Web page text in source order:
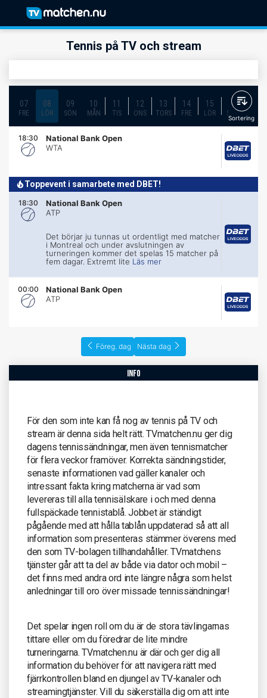
Tennis på TV och stream
07
FRE
08
LÖR
09
SÖN
10
MÅN
11
TIS
12
ONS
13
TORS
14
FRE
15
LÖR
16
SÖN
Sortering
18:30
National Bank Open
WTA
Toppevent i samarbete med DBET!
18:30
National Bank Open
ATP
Det börjar ju tunnas ut ordentligt med matcher
i Montreal och under avslutningen av
turneringen kommer det spelas 15 matcher på
fem dagar. Extremt lite Läs mer
00:00
National Bank Open
ATP
Föreg. dag Nästa dag
info
För den som inte kan få nog av tennis på TV och
stream är denna sida helt rätt. TVmatchen.nu ger dig
dagens tennissändningar, men även tennismatcher
för flera veckor framöver. Korrekta sändningstider,
senaste informationen vad gäller kanaler och
intressant fakta kring matcherna är vad som
levereras till alla tennisälskare i och med denna
fullspäckade tennistablå. Jobbet är ständigt
pågående med att hålla tablån uppdaterad så att all
information som presenteras stämmer överens med
den som TV-bolagen tillhandahåller. TVmatchens
tjänster går att ta del av både via dator och mobil –
det finns med andra ord inte längre några som helst
anledningar till oro över missade tennissändningar!
Det spelar ingen roll om du är de stora tävlingarnas
tittare eller om du föredrar de lite mindre
turneringarna. TVmatchen.nu är där och ger dig all
information du behöver för att navigera rätt med
fjärrkontrollen bland en djungel av TV-kanaler och
streamingtjänster. Vill du säkerställa dig om att inte